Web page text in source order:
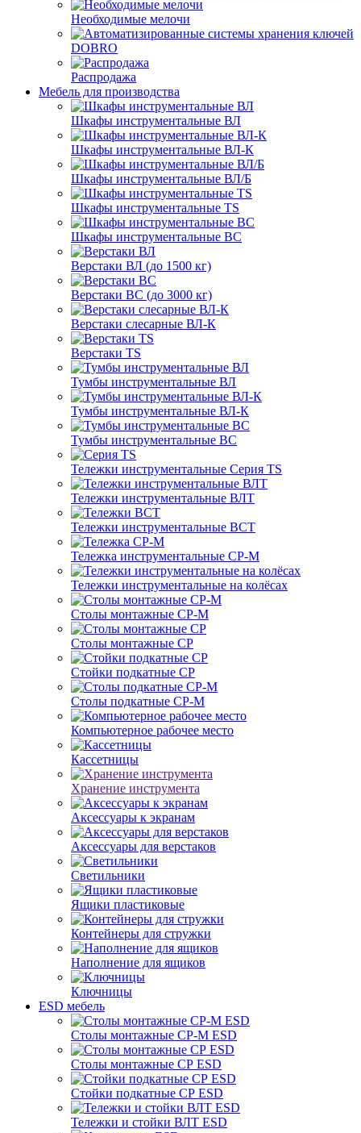
Необходимые мелочи
DOBRO
Распродажа
Мебель для производства
Шкафы инструментальные ВЛ
Шкафы инструментальные ВЛ-К
Шкафы инструментальные ВЛ/Б
Шкафы инструментальные TS
Шкафы инструментальные ВС
Верстаки ВЛ (до 1500 кг)
Верстаки ВС (до 3000 кг)
Верстаки слесарные ВЛ-К
Верстаки TS
Тумбы инструментальные ВЛ
Тумбы инструментальные ВЛ-К
Тумбы инструментальные ВС
Тележки инструментальные Серия TS
Тележки инструментальные ВЛТ
Тележки инструментальные ВСТ
Тележка инструментальные СР-М
Тележки инструментальные на колёсах
Столы монтажные СР-М
Столы монтажные СР
Стойки подкатные СР
Столы подкатные СР-М
Компьютерное рабочее место
Кассетницы
Хранение инструмента
Аксессуары к экранам
Аксессуары для верстаков
Светильники
Ящики пластиковые
Контейнеры для стружки
Наполнение для ящиков
Ключницы
ESD мебель
Столы монтажные СР-М ESD
Столы монтажные СР ESD
Стойки подкатные СР ESD
Тележки и стойки ВЛТ ESD